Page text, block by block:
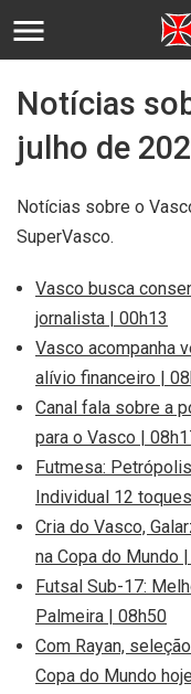
Notícias
julho de
Notícias sobre o
SuperVasco.
Vasco busca
jornalista | 00h13
Vasco acompanha
alívio financeiro |
Canal fala sobre a
para o Vasco |
Futmesa:
Individual 12
Cria do Vasco,
na Copa do Mundo
Futsal Sub-17:
Palmeira | 08h50
Com Rayan,
Copa do Mundo